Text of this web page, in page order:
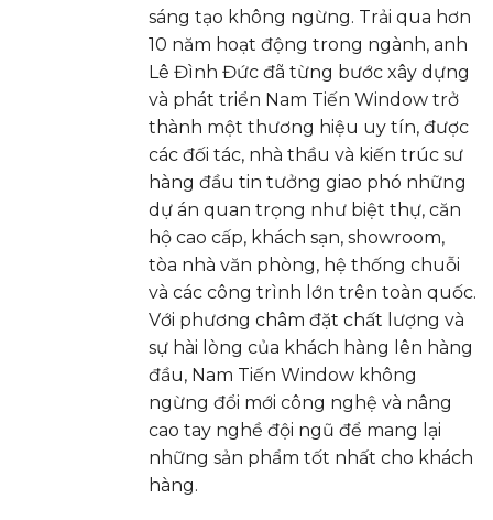
sáng tạo không ngừng. Trải qua hơn
10 năm hoạt động trong ngành, anh
Lê Đình Đức đã từng bước xây dựng
và phát triển Nam Tiến Window trở
thành một thương hiệu uy tín, được
các đối tác, nhà thầu và kiến trúc sư
hàng đầu tin tưởng giao phó những
dự án quan trọng như biệt thự, căn
hộ cao cấp, khách sạn, showroom,
tòa nhà văn phòng, hệ thống chuỗi
và các công trình lớn trên toàn quốc.
Với phương châm đặt chất lượng và
sự hài lòng của khách hàng lên hàng
đầu, Nam Tiến Window không
ngừng đổi mới công nghệ và nâng
cao tay nghề đội ngũ để mang lại
những sản phẩm tốt nhất cho khách
hàng.